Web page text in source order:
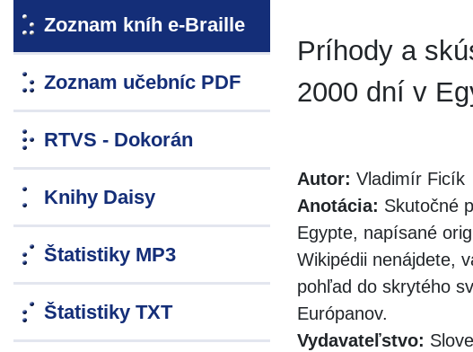
Zoznam kníh e-Braille
Zoznam učebníc PDF
RTVS - Dokorán
Knihy Daisy
Štatistiky MP3
Štatistiky TXT
Príhody a
2000 dní v
Autor: Vladimír Ficík
Anotácia: Skutočné
Egypte, napísané
Wikipédii nenájdete,
pohľad do skrytého
Európanov.
Vydavateľstvo: